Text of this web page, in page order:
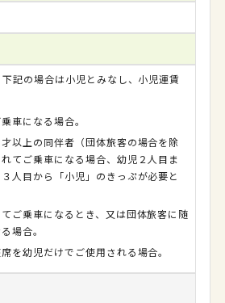
記の場合は小児とみなし、小児運賃
車になる場合。
以上の同伴者（団体旅客の場合を除
てご乗車になる場合、幼児２人目ま
人目から「小児」のきっぷが必要と
ご乗車になるとき、又は団体旅客に随
場合。
を幼児だけでご使用される場合。